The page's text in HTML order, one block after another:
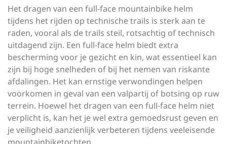
Het dragen van een full-face mountainbike helm
tijdens het rijden op technische trails is sterk aan te
raden, vooral als de trails steil, rotsachtig of technisch
uitdagend zijn. Een full-face helm biedt extra
bescherming voor je gezicht en kin, wat essentieel kan
zijn bij hoge snelheden of bij het nemen van riskante
afdalingen. Het kan ernstige verwondingen helpen
voorkomen in geval van een valpartij of botsing op ruw
terrein. Hoewel het dragen van een full-face helm niet
verplicht is, kan het je wel extra gemoedsrust geven en
je veiligheid aanzienlijk verbeteren tijdens veeleisende